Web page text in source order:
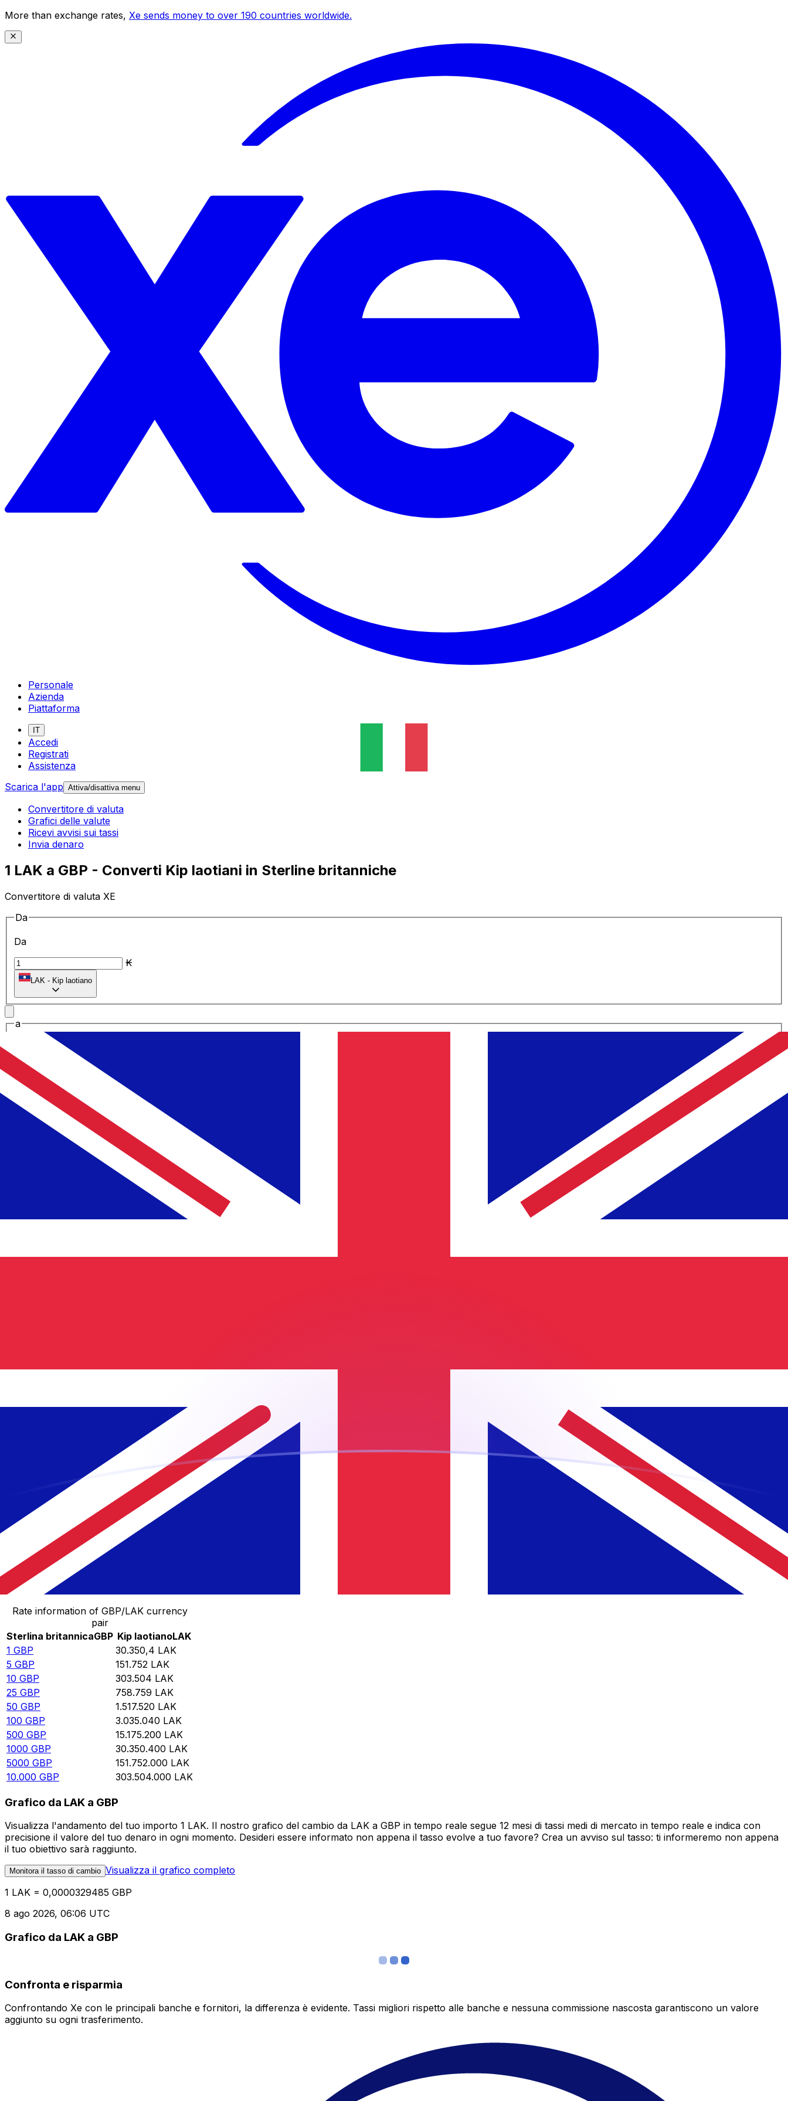
More than exchange rates, Xe sends money to over 190 countries worldwide.
Personale
Azienda
Piattaforma
IT
Accedi
Registrati
Assistenza
Scarica l'app Attiva/disattiva menu
Convertitore di valuta
Grafici delle valute
Ricevi avvisi sui tassi
Invia denaro
1 LAK a GBP - Converti Kip laotiani in Sterline britanniche
Convertitore di valuta XE
Da
Da
₭
LAK - Kip laotiano
a
GBP Sterlina britannica
= 000032
GBP
Tasso mid-market alle 06:06 UTC
Parla oggi con un esperto di valute.
Possiamo battere i tassi dei concorrenti.
Converti Kip laotiano in Sterlina britannica
pair
Sterlina britannicaGBP
0,0000329485 GBP
0,000164743
0,000329485
0,000823713
GBP
0,00164743
GBP
LAK 0,00329485
GBP
500 LAK 0,0164743
GBP
1000
0,0329485 GBP
LAK 0,164743
10.000
LAK 0,329485
Converti Sterlina britannica in Kip laotiano
Rate information of GBP/LAK currency
pair
Sterlina britannicaGBP Kip laotianoLAK
1 GBP 30.350,4 LAK
5 GBP 151.752 LAK
10 GBP 303.504 LAK
25 GBP 758.759 LAK
50 GBP 1.517.520 LAK
100 GBP 3.035.040 LAK
500 GBP 15.175.200 LAK
1000 GBP 30.350.400 LAK
5000 GBP 151.752.000 LAK
10.000 GBP 303.504.000 LAK
Grafico da LAK a GBP
Visualizza l'andamento del tuo importo 1 LAK. Il nostro grafico del cambio da LAK a GBP in tempo reale segue 12 mesi di tassi medi di mercato in tempo reale e indica con
precisione il valore del tuo denaro in ogni momento. Desideri essere informato non appena il tasso evolve a tuo favore? Crea un avviso sul tasso: ti informeremo non appena
il tuo obiettivo sarà raggiunto.
Monitora il tasso di cambio Visualizza il grafico completo
1 LAK = 0,0000329485 GBP
8 ago 2026, 06:06 UTC
Grafico da LAK a GBP
Confronta e risparmia
Confrontando Xe con le principali banche e fornitori, la differenza è evidente. Tassi migliori rispetto alle banche e nessuna commissione nascosta garantiscono un valore
aggiunto su ogni trasferimento.